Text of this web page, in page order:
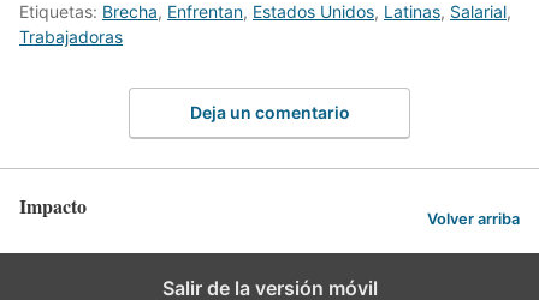
Etiquetas: Brecha, Enfrentan, Estados Unidos, Latinas, Salarial,
Trabajadoras
Deja un comentario
Impacto Volver arriba
Salir de la versión móvil